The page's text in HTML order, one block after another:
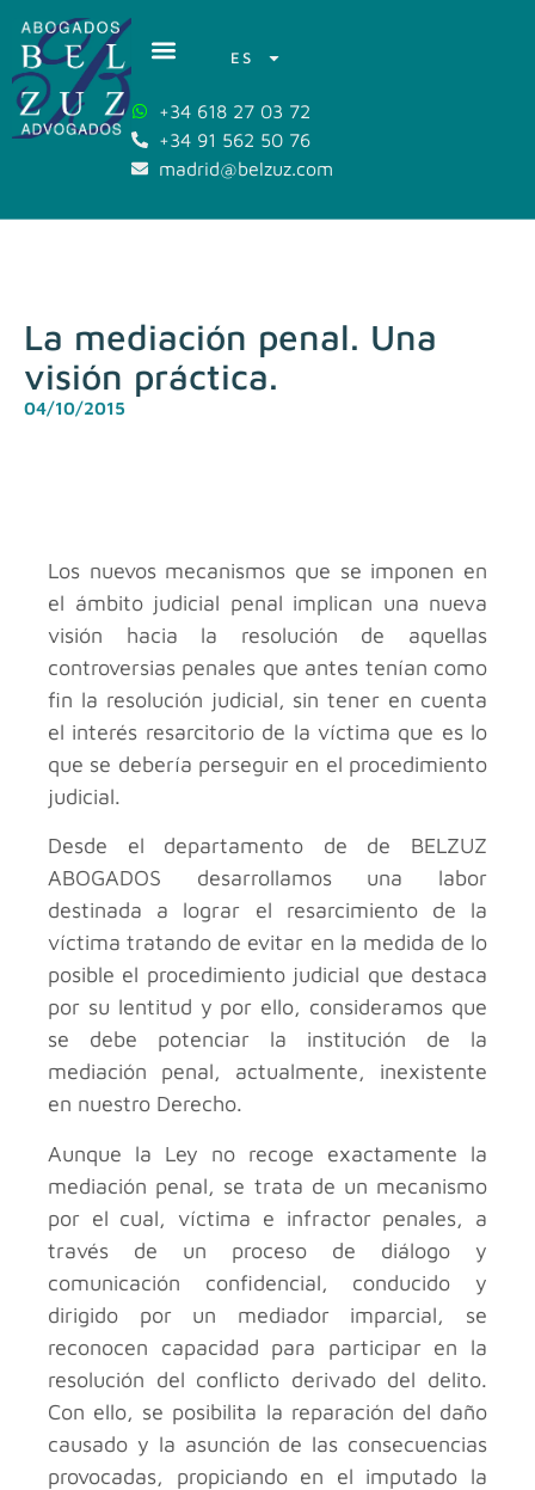
ES
+34 618 27 03 72
+34 91 562 50 76
madrid@belzuz.com
La mediación penal. Una
visión práctica.
04/10/2015
Los nuevos mecanismos que se imponen en
el ámbito judicial penal implican una nueva
visión hacia la resolución de aquellas
controversias penales que antes tenían como
fin la resolución judicial, sin tener en cuenta
el interés resarcitorio de la víctima que es lo
que se debería perseguir en el procedimiento
judicial.
Desde el departamento de de BELZUZ
ABOGADOS desarrollamos una labor
destinada a lograr el resarcimiento de la
víctima tratando de evitar en la medida de lo
posible el procedimiento judicial que destaca
por su lentitud y por ello, consideramos que
se debe potenciar la institución de la
mediación penal, actualmente, inexistente
en nuestro Derecho.
Aunque la Ley no recoge exactamente la
mediación penal, se trata de un mecanismo
por el cual, víctima e infractor penales, a
través de un proceso de diálogo y
comunicación confidencial, conducido y
dirigido por un mediador imparcial, se
reconocen capacidad para participar en la
resolución del conflicto derivado del delito.
Con ello, se posibilita la reparación del daño
causado y la asunción de las consecuencias
provocadas, propiciando en el imputado la